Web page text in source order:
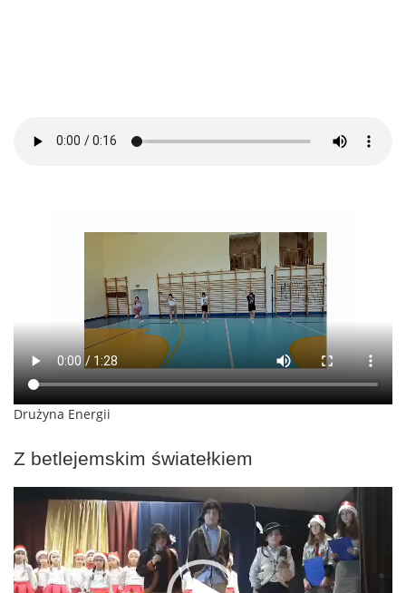
Drużyna Energii
Z betlejemskim światełkiem
Odtwarzacz